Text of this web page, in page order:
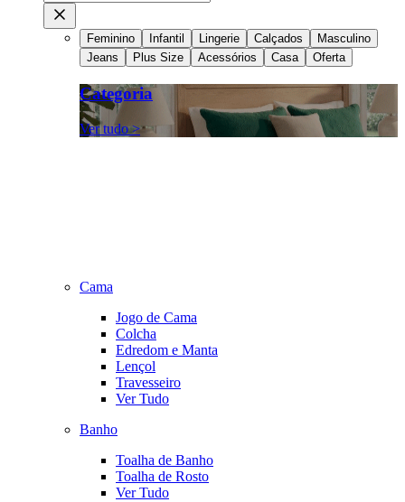
Feminino Infantil Lingerie Calçados
Masculino
Jeans
Plus Size Acessórios Casa Oferta
Categoria
Ver tudo >
Cama
Jogo de Cama
Colcha
Edredom e Manta
Lençol
Travesseiro
Ver Tudo
Banho
Toalha de Banho
Toalha de Rosto
Ver Tudo